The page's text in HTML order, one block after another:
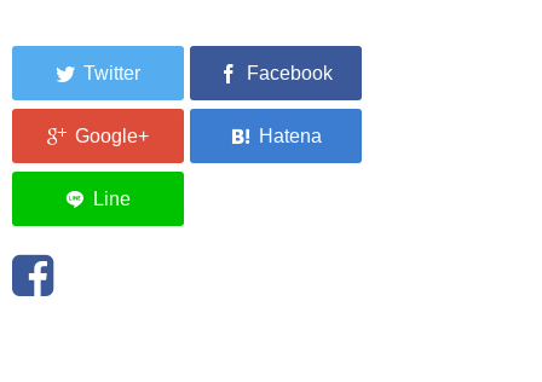
港町の編みっ娘ぶらぐ
編みっ娘たち紹介
KRA BLOG
リンク